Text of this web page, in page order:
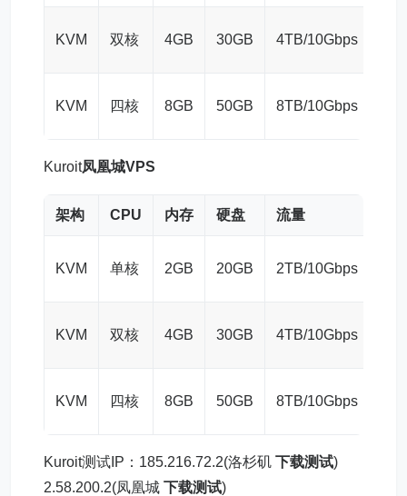
KVM 双核 4GB 30GB 4TB/10Gbps
KVM 四核 8GB 50GB 8TB/10Gbps
Kuroit凤凰城VPS
架构 CPU 内存 硬盘 流量
KVM 单核 2GB 20GB 2TB/10Gbps
KVM 双核 4GB 30GB 4TB/10Gbps
KVM 四核 8GB 50GB 8TB/10Gbps
Kuroit测试IP：185.216.72.2(洛杉矶 下载测试)
2.58.200.2(凤凰城 下载测试)